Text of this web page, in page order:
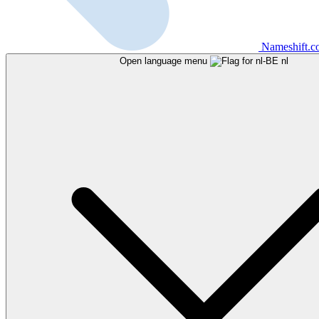
Open language menu nl